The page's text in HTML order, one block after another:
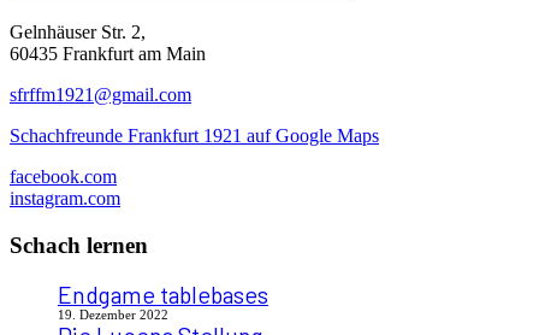
Gelnhäuser Str. 2,
60435 Frankfurt am Main
sfrffm1921@gmail.com
Schachfreunde Frankfurt 1921 auf Google Maps
facebook.com
instagram.com
Schach lernen
Endgame tablebases
19. Dezember 2022